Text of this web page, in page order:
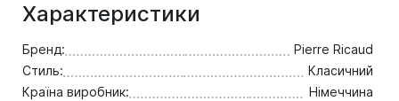
Характеристики
Бренд:
Pierre Ricaud
Стиль:
Класичний
Країна виробник:
Німеччина